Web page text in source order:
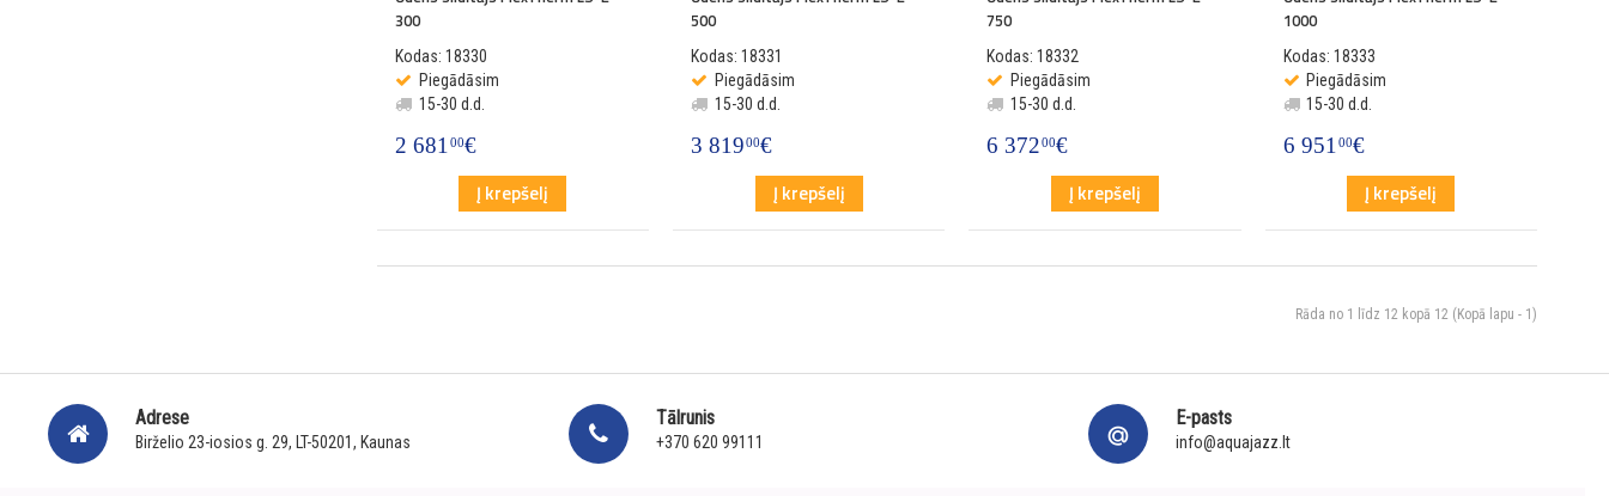
300
Kodas: 18330
Piegādāsim
15-30 d.d.
2 68100€
Į krepšelį
500
Kodas: 18331
Piegādāsim
15-30 d.d.
3 81900€
Į krepšelį
750
Kodas: 18332
Piegādāsim
15-30 d.d.
6 372 00€
Į krepšelį
1000
Kodas: 18333
Piegādāsim
15-30 d.d.
6 95100€
Į krepšelį
Rāda no 1 līdz 12 kopā 12 (Kopā lapu - 1)
Adrese
Birželio 23-iosios g. 29, LT-50201, Kaunas
Tālrunis
+370 620 99111
E-pasts
info@aquajazz.lt